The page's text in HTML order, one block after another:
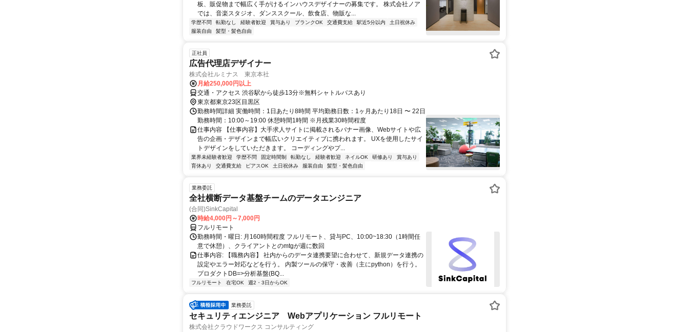
板、販促物まで幅広く手がけるインハウスデザイナーの募集です。 株式会社ノア
では、音楽スタジオ、ダンススクール、飲食店、物販な...
学歴不問 転勤なし 経験者歓迎 賞与あり ブランクOK 交通費支給 駅近5分以内
土日祝休み
服装自由
髪型・髪色自由
正社員
広告代理店デザイナー
株式会社ルミナス 東京本社
月給250,000円以上
交通・アクセス 渋谷駅から徒歩13分※無料シャトルバスあり
東京都東京23区目黒区
勤務時間詳細 実働時間：1日あたり8時間 平均勤務日数：1ヶ月あたり18日 〜 22日
勤務時間：10:00～19:00 休憩時間1時間 ※月残業30時間程度
仕事内容 【仕事内容】大手求人サイトに掲載されるバナー画像、Webサイトや広
告の企画・デザインまで幅広いクリエイティブに携われます。 UXを使用したサイ
トデザインをしていただきます。 コーディングやプ...
業界未経験者歓迎 学歴不問 固定時間制 転勤なし 経験者歓迎 ネイルOK 研修あり
賞与あり
育休あり
交通費支給 ピアスOK 土日祝休み 服装自由 髪型・髪色自由
業務委託
全社横断データ基盤チームのデータエンジニア
(合同)SinkCapital
時給4,000円～7,000円
フルリモート
勤務時間・曜日: 月160時間程度 フルリモート、貸与PC、10:00~18:30（1時間任
意で休憩）、クライアントとのmtgが週に数回
仕事内容: 【職務内容】 社内からのデータ連携要望に合わせて、新規データ連携の
設定やエラー対応などを行う。 内製ツールの保守・改善（主にpython）を行う。
プロダクトDB=>分析基盤(BQ...
フルリモート 在宅OK 週2・3日からOK
業務委託
セキュリティエンジニア Webアプリケーション フルリモート
株式会社クラウドワークス コンサルティング